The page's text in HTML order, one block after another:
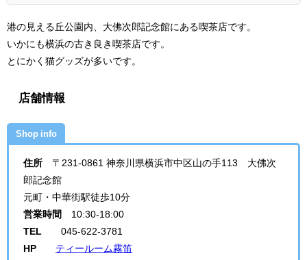
港の見える丘公園内、大佛次郎記念館にある喫茶店です。
いかにも横浜の古き良き喫茶店です。
とにかく猫グッズが多いです。
店舗情報
Shop info
住所 〒231-0861 神奈川県横浜市中区山の手113 大佛次
郎記念館
元町・中華街駅徒歩10分
営業時間 10:30-18:00
TEL 045-622-3781
HP
ティールーム霧笛